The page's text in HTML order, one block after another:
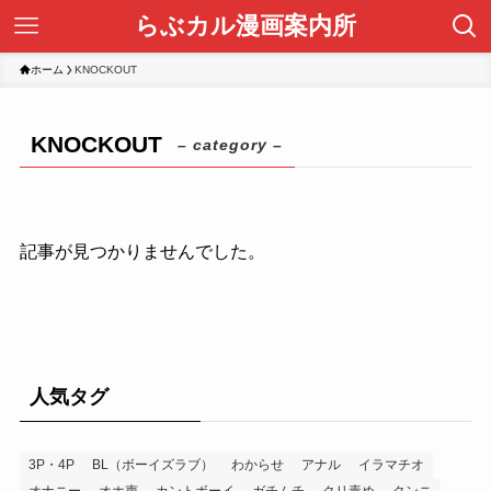
らぶカル漫画案内所
ホーム KNOCKOUT
KNOCKOUT – category –
記事が見つかりませんでした。
人気タグ
3P・4P BL（ボーイズラブ） わからせ アナル
イラマチオ